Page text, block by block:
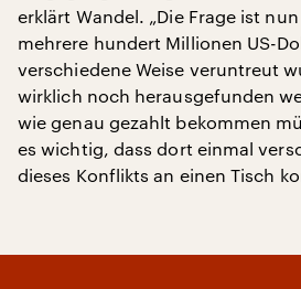
erklärt Wandel. „Die Frage ist
mehrere hundert Millionen US-
verschiedene Weise veruntreut
wirklich noch herausgefunden
wie genau gezahlt bekommen
es wichtig, dass dort einmal
dieses Konflikts an einen Tisch